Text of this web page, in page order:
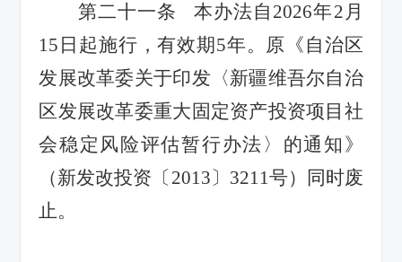
第二十一条
本办法自 2026年2 月
15 日 起施行 ，有效期5年。原《自治区
发展改革委关于印发 〈新疆维吾尔自治
区发展改革委重大固定资产投资项目社
会稳定风险评估暂行办法 〉 的通知》
（新发改投资〔 2013〕 3211号）同时废
止。